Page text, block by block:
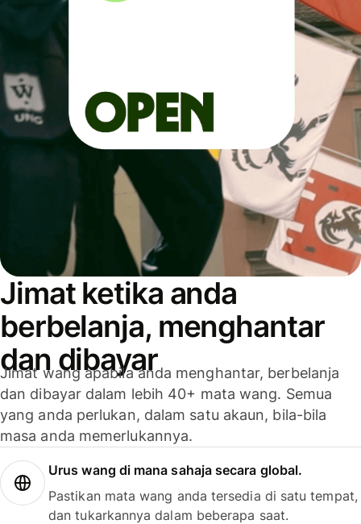
Jimat ketika anda
berbelanja, menghantar
dan dibayar
Jimat wang apabila anda menghantar, berbelanja
dan dibayar dalam lebih 40+ mata wang. Semua
yang anda perlukan, dalam satu akaun, bila-bila
masa anda memerlukannya.
Urus wang di mana sahaja secara global.
Pastikan mata wang anda tersedia di satu tempat,
dan tukarkannya dalam beberapa saat.